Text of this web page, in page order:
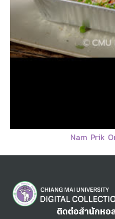
Nam Prik
ติดต่อสำนักหอ